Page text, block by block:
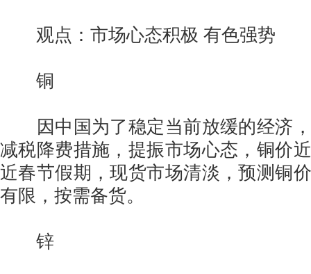
观点：市场心态积极 有色强势
铜
因中国为了稳定当前放缓的经济，
减税降费措施，提振市场心态，铜价
近春节假期，现货市场清淡，预测铜
有限，按需备货。
锌